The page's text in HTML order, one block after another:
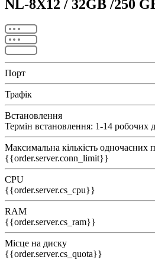
NL-8X12 / 32GB /250
Порт
Трафік
Встановлення
Термін встановлення: 1-14 робочих
Максимальна кількість одночасних
{{order.server.conn_limit}}
CPU
{{order.server.cs_cpu}}
RAM
{{order.server.cs_ram}}
Місце на диску
{{order.server.cs_quota}}